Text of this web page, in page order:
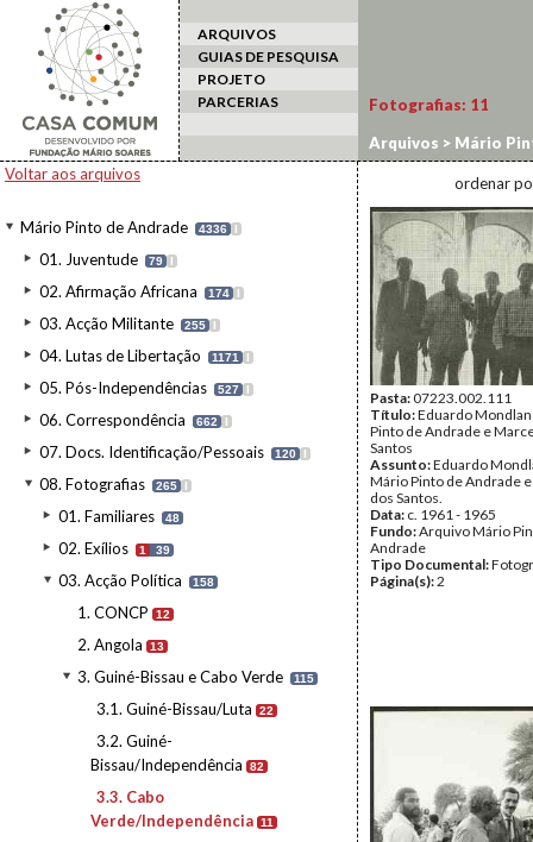
ARQUIVOS
GUIAS DE PESQUISA
PROJETO
PARCERIAS
Voltar aos arquivos
Mário Pinto de Andrade 4336 I
01. Juventude 79 I
02. Afirmação Africana 174 I
03. Acção Militante 255 I
04. Lutas de Libertação 1171 I
05. Pós-Independências 527 I
06. Correspondência 662 I
07. Docs. Identificação/Pessoais 120 I
08. Fotografias 265 I
01. Familiares 48
02. Exílios 1 39
03. Acção Política 158
1. CONCP 12
2. Angola 13
3. Guiné-Bissau e Cabo Verde 115
3.1. Guiné-Bissau/Luta 22
3.2. Guiné-
Bissau/Independência
82
3.3. Cabo
Verde/Independência 11
Fotografias: 11
Arquivos > Mário
3.3. Cabo Verde/
ordenar
Pasta:07223.002.111
Título:Eduardo
Pinto de Andrade e
Santos
Assunto:Eduardo
Mário Pinto de Andrade
dos Santos.
Data: c. 1961 - 1965
Fundo:Arquivo Mário
Andrade
Tipo Documental:
Página(s):2